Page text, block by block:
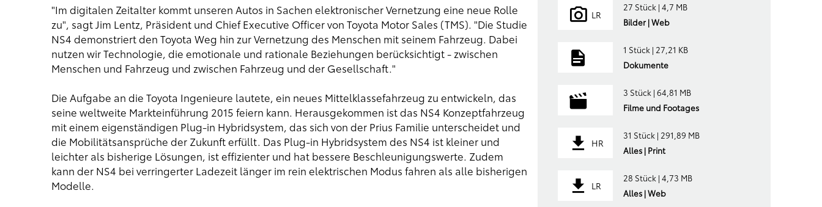
"Im digitalen Zeitalter kommt unseren Autos in Sachen elektronischer Vernetzung eine neue Rolle
zu", sagt Jim Lentz, Präsident und Chief Executive Officer von Toyota Motor Sales (TMS). "Die Studie
NS4 demonstriert den Toyota Weg hin zur Vernetzung des Menschen mit seinem Fahrzeug. Dabei
nutzen wir Technologie, die emotionale und rationale Beziehungen berücksichtigt - zwischen
Menschen und Fahrzeug und zwischen Fahrzeug und der Gesellschaft."
Die Aufgabe an die Toyota Ingenieure lautete, ein neues Mittelklassefahrzeug zu entwickeln, das
seine weltweite Markteinführung 2015 feiern kann. Herausgekommen ist das NS4 Konzeptfahrzeug
mit einem eigenständigen Plug-in Hybridsystem, das sich von der Prius Familie unterscheidet und
die Mobilitätsansprüche der Zukunft erfüllt. Das Plug-in Hybridsystem des NS4 ist kleiner und
leichter als bisherige Lösungen, ist effizienter und hat bessere Beschleunigungswerte. Zudem
kann der NS4 bei verringerter Ladezeit länger im rein elektrischen Modus fahren als alle bisherigen
Modelle.
LR
27 Stück | 4,7 MB
Bilder | Web
1 Stück | 27,21 KB
Dokumente
3 Stück | 64,81 MB
Filme und Footages
HR
31 Stück | 291,89 MB
Alles | Print
LR
28 Stück | 4,73 MB
Alles | Web